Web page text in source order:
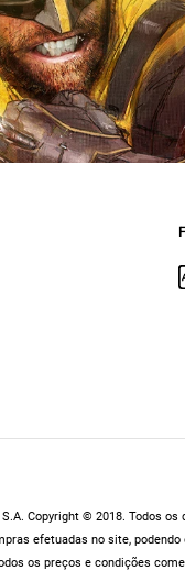
Copyright © 2018. Todos
efetuadas no site,
os preços e condições